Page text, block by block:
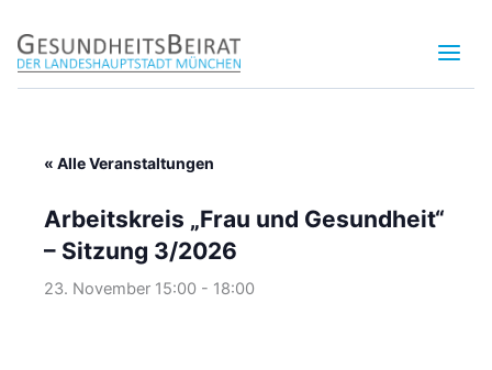
Inhalt
springen
« Alle Veranstaltungen
Arbeitskreis „Frau und Gesundheit“
– Sitzung 3/2026
23. November 15:00 - 18:00